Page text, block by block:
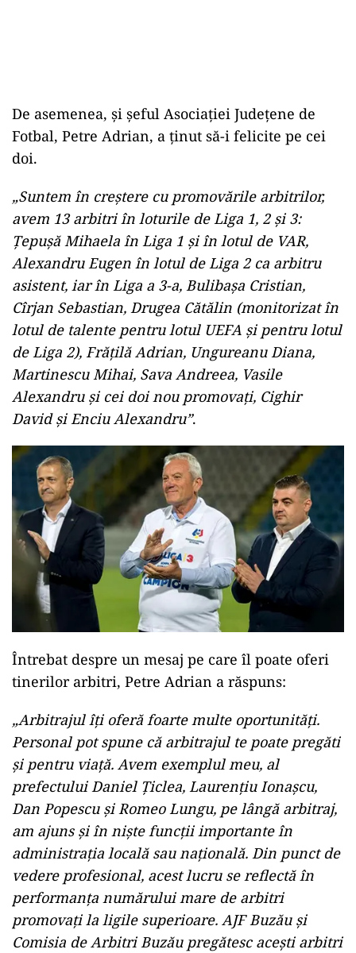
De asemenea, și șeful Asociației Județene de
Fotbal, Petre Adrian, a ținut să-i felicite pe cei
doi.
„Suntem în creștere cu promovările arbitrilor,
avem 13 arbitri în loturile de Liga 1, 2 și 3:
Țepușă Mihaela în Liga 1 și în lotul de VAR,
Alexandru Eugen în lotul de Liga 2 ca arbitru
asistent, iar în Liga a 3-a, Bulibașa Cristian,
Cîrjan Sebastian, Drugea Cătălin (monitorizat în
lotul de talente pentru lotul UEFA și pentru lotul
de Liga 2), Frățilă Adrian, Ungureanu Diana,
Martinescu Mihai, Sava Andreea, Vasile
Alexandru și cei doi nou promovați, Cighir
David și Enciu Alexandru”.
Întrebat despre un mesaj pe care îl poate oferi
tinerilor arbitri, Petre Adrian a răspuns:
„Arbitrajul îți oferă foarte multe oportunități.
Personal pot spune că arbitrajul te poate pregăti
și pentru viață. Avem exemplul meu, al
prefectului Daniel Țiclea, Laurențiu Ionașcu,
Dan Popescu și Romeo Lungu, pe lângă arbitraj,
am ajuns și în niște funcții importante în
administrația locală sau națională. Din punct de
vedere profesional, acest lucru se reflectă în
performanța numărului mare de arbitri
promovați la ligile superioare. AJF Buzău și
Comisia de Arbitri Buzău pregătesc acești arbitri